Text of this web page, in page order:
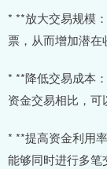
* **放大交易规模
票，从而增加潜在
* **降低交易成本
资金交易相比，可
* **提高资金利用
能够同时进行多笔